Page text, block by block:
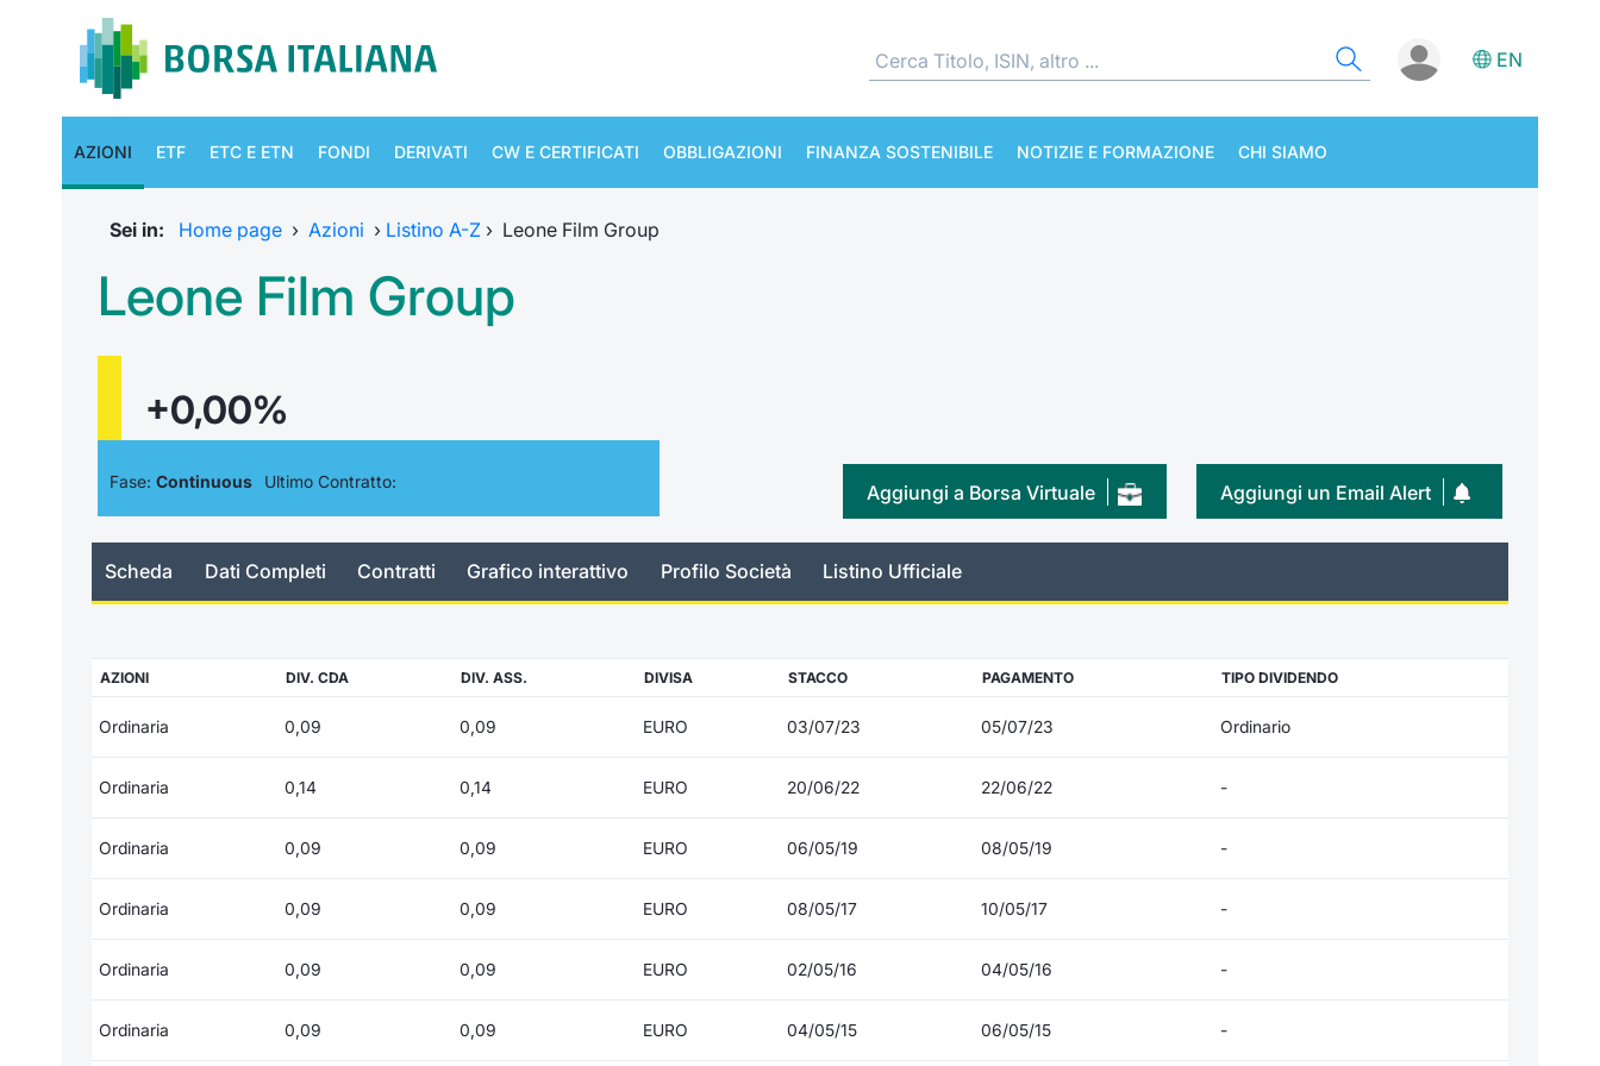
EN
AZIONI ETF ETC E ETN FONDI DERIVATI CW E CERTIFICATI OBBLIGAZIONI FINANZA SOSTENIBILE NOTIZIE E FORMAZIONE CHI SIAMO
Sei in: Home page › Azioni › Listino A-Z › Leone Film Group
Leone Film Group
+0,00%
Fase: Continuous Ultimo Contratto: Aggiungi un Email Alert
Aggiungi a Borsa Virtuale
Scheda Dati Completi Contratti Grafico interattivo Profilo Società Listino Ufficiale
AZIONI DIV. CDA DIV. ASS. DIVISA STACCO PAGAMENTO TIPO DIVIDENDO
Ordinaria 0,09 0,09 EURO 03/07/23 05/07/23 Ordinario
Ordinaria 0,14 0,14 EURO 20/06/22 22/06/22 -
Ordinaria 0,09 0,09 EURO 06/05/19 08/05/19 -
Ordinaria 0,09 0,09 EURO 08/05/17 10/05/17 -
Ordinaria 0,09 0,09 EURO 02/05/16 04/05/16 -
Ordinaria 0,09 0,09 EURO 04/05/15 06/05/15 -